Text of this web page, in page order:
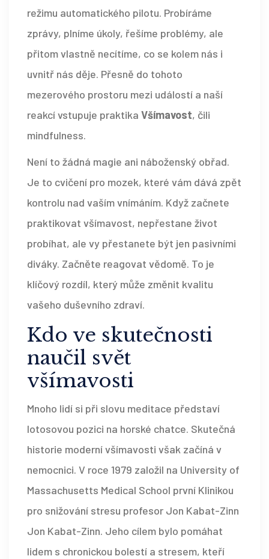
režimu automatického pilotu. Probíráme
zprávy, plníme úkoly, řešíme problémy, ale
přitom vlastně necítíme, co se kolem nás i
uvnitř nás děje. Přesně do tohoto
mezerového prostoru mezi událostí a naší
reakcí vstupuje praktika Všímavost, čili
mindfulness.
Není to žádná magie ani náboženský obřad.
Je to cvičení pro mozek, které vám dává zpět
kontrolu nad vaším vnímáním. Když začnete
praktikovat všímavost, nepřestane život
probíhat, ale vy přestanete být jen pasivními
diváky. Začněte reagovat vědomě. To je
klíčový rozdíl, který může změnit kvalitu
vašeho duševního zdraví.
Kdo ve skutečnosti
naučil svět
všímavosti
Mnoho lidí si při slovu meditace představí
lotosovou pozici na horské chatce. Skutečná
historie moderní všímavosti však začíná v
nemocnici. V roce 1979 založil na University of
Massachusetts Medical School první Klinikou
pro snižování stresu profesor Jon Kabat-Zinn
Jon Kabat-Zinn. Jeho cílem bylo pomáhat
lidem s chronickou bolestí a stresem, kteří